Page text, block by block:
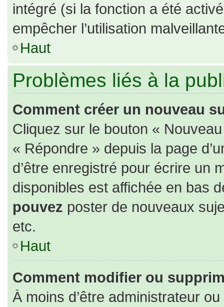
intégré (si la fonction a été
empêcher l’utilisation
Haut
Problèmes liés à la
Comment créer un nouveau
Cliquez sur le bouton «
« Répondre » depuis la page
d’être enregistré pour écrire un
disponibles est affichée en bas
pouvez poster de nouveaux
etc.
Haut
Comment modifier ou
À moins d’être administrateur